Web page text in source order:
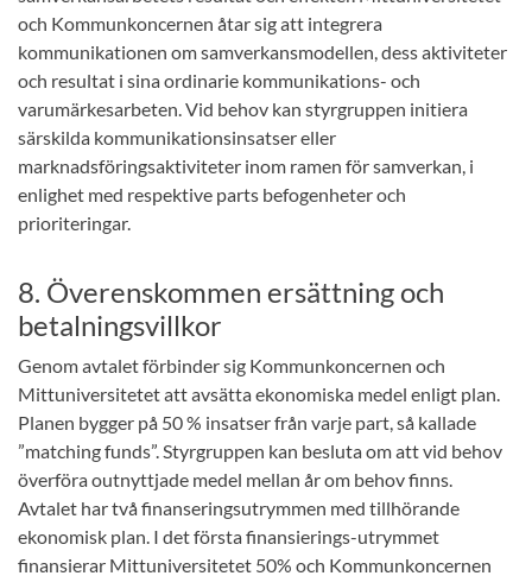
och Kommunkoncernen åtar sig att integrera
kommunikationen om samverkansmodellen, dess aktiviteter
och resultat i sina ordinarie kommunikations- och
varumärkesarbeten. Vid behov kan styrgruppen initiera
särskilda kommunikationsinsatser eller
marknadsföringsaktiviteter inom ramen för samverkan, i
enlighet med respektive parts befogenheter och
prioriteringar.
8. Överenskommen ersättning och
betalningsvillkor
Genom avtalet förbinder sig Kommunkoncernen och
Mittuniversitetet att avsätta ekonomiska medel enligt plan.
Planen bygger på 50 % insatser från varje part, så kallade
”matching funds”. Styrgruppen kan besluta om att vid behov
överföra outnyttjade medel mellan år om behov finns.
Avtalet har två finanseringsutrymmen med tillhörande
ekonomisk plan. I det första finansierings-utrymmet
finansierar Mittuniversitetet 50% och Kommunkoncernen